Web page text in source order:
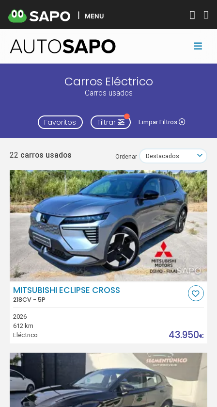
MENU
Carros Eléctrico
Carros usados
Favoritos Filtrar Limpar Filtros
22 carros usados Ordenar
MITSUBISHI ECLIPSE CROSS
218CV - 5P
2026
612 km
Eléctrico
43.950€